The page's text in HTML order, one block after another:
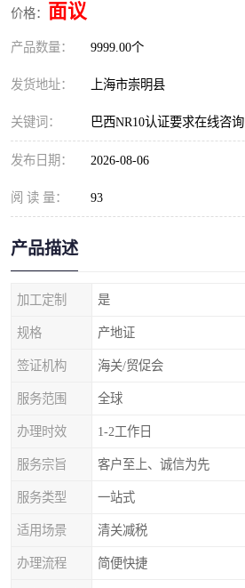
价格： 面议
产品数量： 9999.00个
发货地址： 上海市崇明县
关键词： 巴西NR10认证要求在线咨询
发布日期： 2026-08-06
阅 读 量： 93
产品描述
加工定制 是
规格 产地证
签证机构 海关/贸促会
服务范围 全球
办理时效 1-2工作日
服务宗旨 客户至上、诚信为先
服务类型 一站式
适用场景 清关减税
办理流程 简便快捷